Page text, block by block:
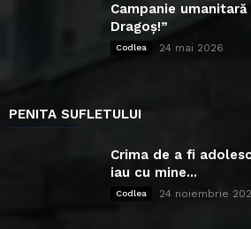
Campanie
Dragoș!”
Codlea 24 mai 2026
PENITA SUFLETULUI
Crima de a fi
iau cu mine...
Codlea 24 noiembrie